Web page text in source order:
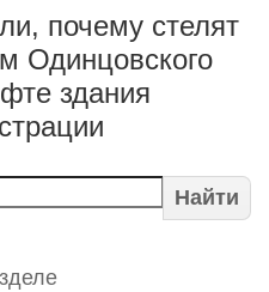
почему стелят
Одинцовского
здания
Найти